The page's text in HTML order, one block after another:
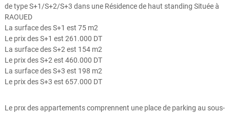
de type S+1/S+2/S+3 dans une Résidence de haut standing Située à
RAOUED
La surface des S+1 est 75 m2
Le prix des S+1 est 261.000 DT
La surface des S+2 est 154 m2
Le prix des S+2 est 460.000 DT
La surface des S+3 est 198 m2
Le prix des S+3 est 657.000 DT
Le prıx des appartements comprennent une place de parking au sous-